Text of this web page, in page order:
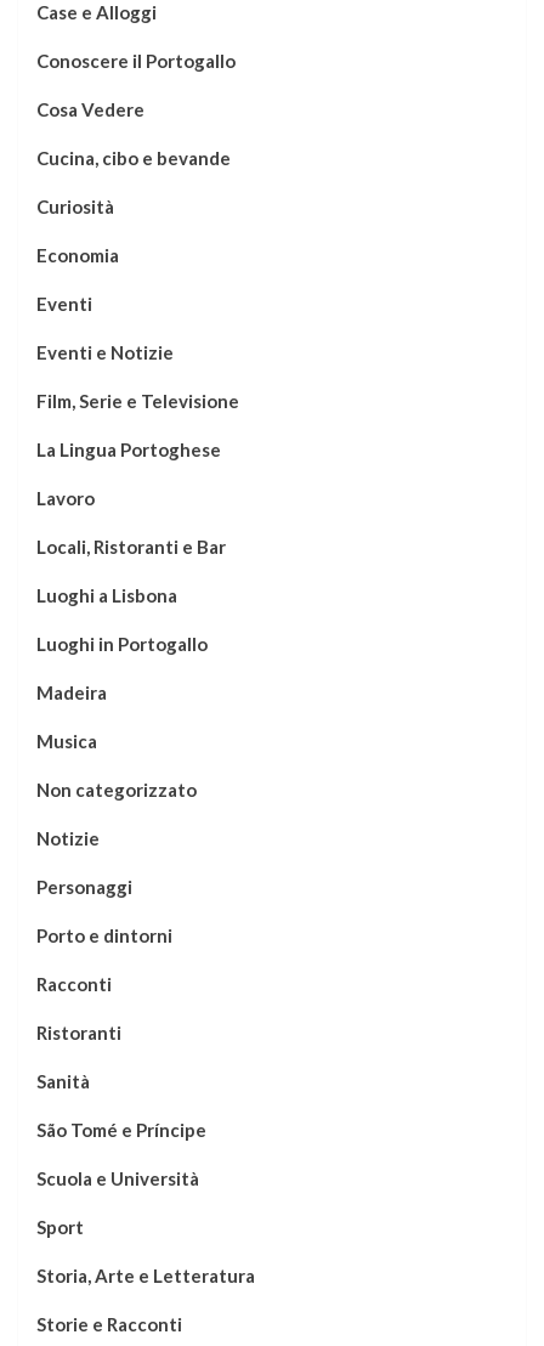
Case e Alloggi
Conoscere il Portogallo
Cosa Vedere
Cucina, cibo e bevande
Curiosità
Economia
Eventi
Eventi e Notizie
Film, Serie e Televisione
La Lingua Portoghese
Lavoro
Locali, Ristoranti e Bar
Luoghi a Lisbona
Luoghi in Portogallo
Madeira
Musica
Non categorizzato
Notizie
Personaggi
Porto e dintorni
Racconti
Ristoranti
Sanità
São Tomé e Príncipe
Scuola e Università
Sport
Storia, Arte e Letteratura
Storie e Racconti